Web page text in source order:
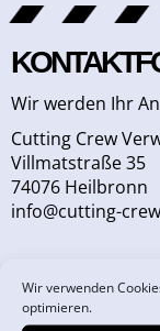
Wir verwenden
optimieren.
Wir werden Ihr
Cutting Crew
Villmatstraße 35
74076 Heilbronn
info@cutting-
FRAU